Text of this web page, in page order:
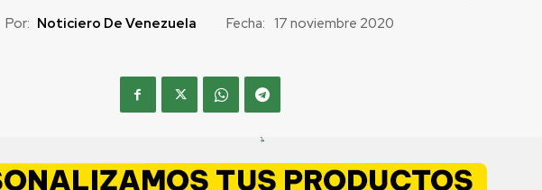
Por: Noticiero De Venezuela Fecha: 17 noviembre 2020